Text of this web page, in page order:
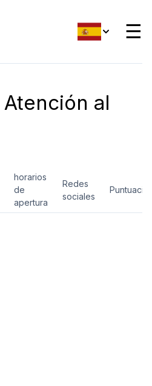
☰
Atención al
horarios
de
apertura
Redes
sociales